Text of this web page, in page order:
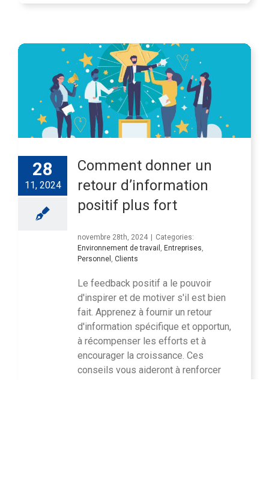
28
11, 2024
Comment donner un
retour d’information
positif plus fort
novembre 28th, 2024 | Categories:
Environnement de travail , Entreprises,
Personnel , Clients
Le feedback positif a le pouvoir
d'inspirer et de motiver s'il est bien
fait. Apprenez à fournir un retour
d'information spécifique et opportun,
à récompenser les efforts et à
encourager la croissance. Ces
conseils vous aideront à renforcer